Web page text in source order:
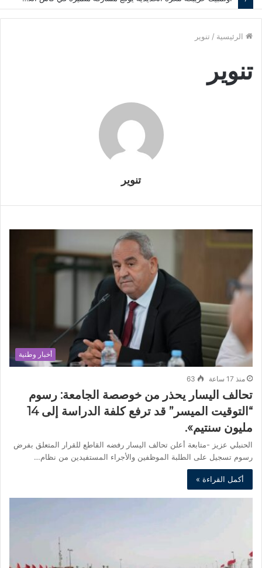
الرئيسية / تنوير
تنوير
تنوير
أخبار وطنية
منذ 17 ساعة 63
تحالف اليسار يحذر من خوصصة الجامعة: رسوم
“التوقيت الميسر” قد ترفع كلفة الدراسة إلى 14
مليون سنتيم».
الحنبلي عزيز -متابعة أعلن تحالف اليسار رفضه القاطع للقرار المتعلق بفرض
رسوم تسجيل على الطلبة الموظفين والأجراء المستفيدين من نظام…
أكمل القراءة »